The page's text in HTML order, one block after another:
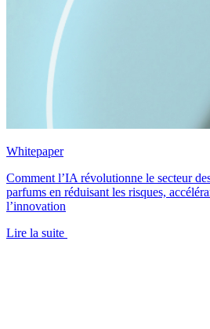
Whitepaper
Comment l’IA révolutionne le secteur
parfums en réduisant les risques,
l’innovation
Lire la suite